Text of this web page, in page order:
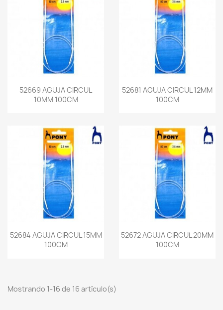
52669 AGUJA CIRCUL
10MM 100CM
52681 AGUJA CIRCUL 12MM
100CM
52684 AGUJA CIRCUL 15MM
100CM
52672 AGUJA CIRCUL 20MM
100CM
Mostrando 1-16 de 16 artículo(s)